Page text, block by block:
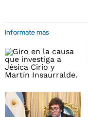
Informate más